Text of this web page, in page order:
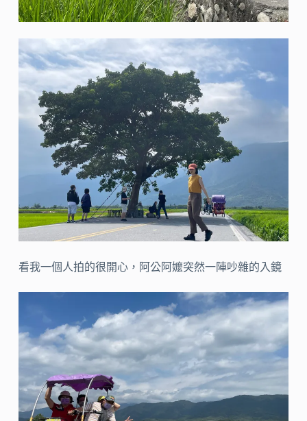
看我一個人拍的很開心，阿公阿嬤突然一陣吵雜的入鏡